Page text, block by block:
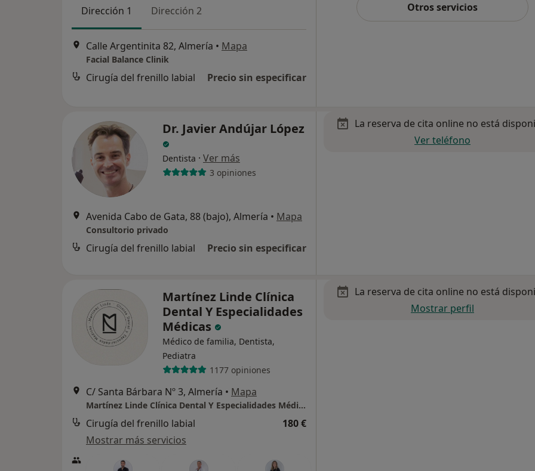
Dirección 1 Dirección 2
Calle Argentinita 82, Almería • Mapa
Facial Balance Clinik
Cirugía del frenillo labial Precio sin especificar
Otros servicios
Dr. Javier Andújar López
Dentista · Ver más
3 opiniones
Avenida Cabo de Gata, 88 (bajo), Almería • Mapa
Consultorio privado
Cirugía del frenillo labial Precio sin especificar
La reserva de cita online no está
Ver teléfono
Martínez Linde Clínica
Dental Y Especialidades
Médicas
Médico de familia, Dentista,
Pediatra
1177 opiniones
C/ Santa Bárbara Nº 3, Almería • Mapa
Martínez Linde Clínica Dental Y Especialidades Médicas
Cirugía del frenillo labial
180 €
Mostrar más servicios
La reserva de cita online no está
Mostrar perfil